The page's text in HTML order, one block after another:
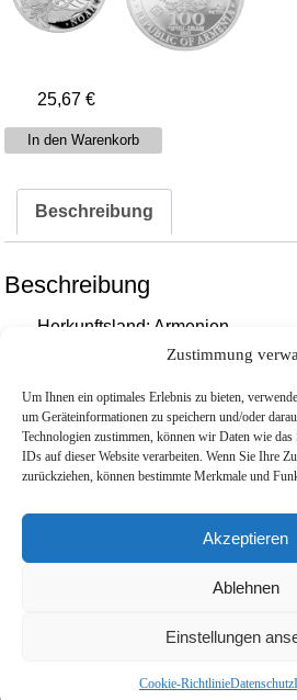
Zustimmung
Um Ihnen ein optimales Erlebnis zu bieten,
um Geräteinformationen zu speichern und/oder
Technologien zustimmen, können wir Daten wie
IDs auf dieser Website verarbeiten. Wenn Sie Ihre
zurückziehen, können bestimmte Merkmale und
Akzeptieren
Ablehnen
Einstellungen
Cookie-RichtlinieDatenschutz
25,67€
Silber
Arche
Noah
In den Warenkorb
Beschreibung
Beschreibung
Herkunftsland: Armenien
Hersteller: Bayrisches
Feingewicht: 7,78 g Silber
Nennwert: 100 DRAM
Feinheit: 999 / 1000
© Aachener AnlagemetalleDatenschutz